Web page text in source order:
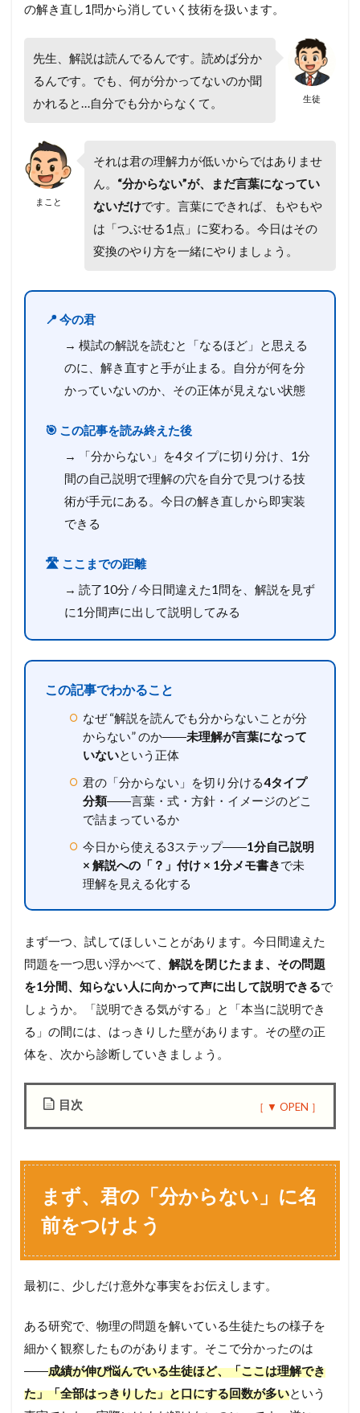
の解き直し1問から消していく技術を扱います。
生徒
先生、解説は読んでるんです。読めば分か
るんです。でも、何が分かってないのか聞
かれると…自分でも分からなくて。
まこと
それは君の理解力が低いからではありませ
ん。 “分からない”が、まだ言葉になってい
ないだけです。言葉にできれば、もやもや
は「つぶせる1点」に変わる。今日はその
変換のやり方を一緒にやりましょう。
📍 今の君
→ 模試の解説を読むと「なるほど」と思える
のに、解き直すと手が止まる。自分が何を分
かっていないのか、その正体が見えない状態
🎯 この記事を読み終えた後
→ 「分からない」を4タイプに切り分け、1分
間の自己説明で理解の穴を自分で見つける技
術が手元にある。今日の解き直しから即実装
できる
🛣️ ここまでの距離
→ 読了10分 / 今日間違えた1問を、解説を見ず
に1分間声に出して説明してみる
この記事でわかること
なぜ “解説を読んでも分からないことが分
からない” のか――未理解が言葉になって
いないという正体
君の「分からない」を切り分ける4タイプ
分類――言葉・式・方針・イメージのどこ
で詰まっているか
今日から使える3ステップ――1分自己説明
× 解説への「？」付け × 1分メモ書きで未
理解を見える化する
まず一つ、試してほしいことがあります。今日間違えた
問題を一つ思い浮かべて、 解説を閉じたまま、その問題
を1分間、知らない人に向かって声に出して説明できるで
しょうか。「説明できる気がする」と「本当に説明でき
る」の間には、はっきりした壁があります。その壁の正
体を、次から診断していきましょう。
目次
、
君
の
「
か
な
」
名
前
を
つ
まず、君の「分からない」に名
前をつけよう
最初に、少しだけ意外な事実をお伝えします。
ある研究で、物理の問題を解いている生徒たちの様子を
細かく観察したものがあります。そこで分かったのは
――成績が伸び悩んでいる生徒ほど、「ここは理解でき
た」「全部はっきりした」と口にする回数が多いという